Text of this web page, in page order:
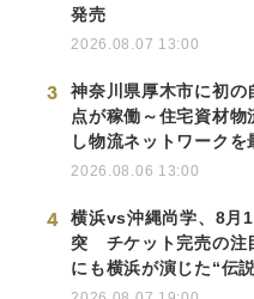
発売
2026.08.07 13:00
3
神奈川県厚木市に初の
点が稼働～住宅資材
し物流ネットワークを
2026.08.06 13:00
4
横浜vs沖縄尚学、8月
突 チケット完売の注
にも横浜が演じた“伝